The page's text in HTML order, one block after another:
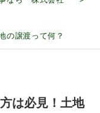
の譲渡って何？
は必見！土地